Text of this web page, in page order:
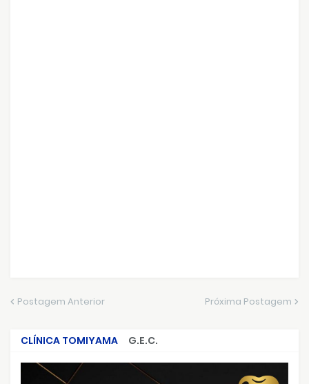
Postagem Anterior Próxima Postagem
CLÍNICA TOMIYAMA
G.E.C.
CRIMES QUE ABALARAM O BRASIL